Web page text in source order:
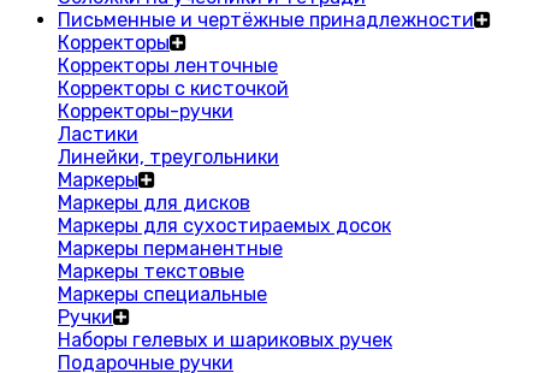
Письменные и чертёжные принадлежности
Корректоры
Корректоры ленточные
Корректоры с кисточкой
Корректоры-ручки
Ластики
Линейки, треугольники
Маркеры
Маркеры для дисков
Маркеры для сухостираемых досок
Маркеры перманентные
Маркеры текстовые
Маркеры специальные
Ручки
Наборы гелевых и шариковых ручек
Подарочные ручки